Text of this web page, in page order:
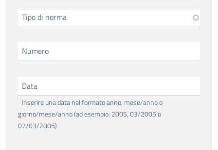
Tipo di norma
Numero
Data
Inserire una data nel formato anno, mese/anno o
giorno/mese/anno (ad esempio: 2005, 03/2005 o
07/03/2005)